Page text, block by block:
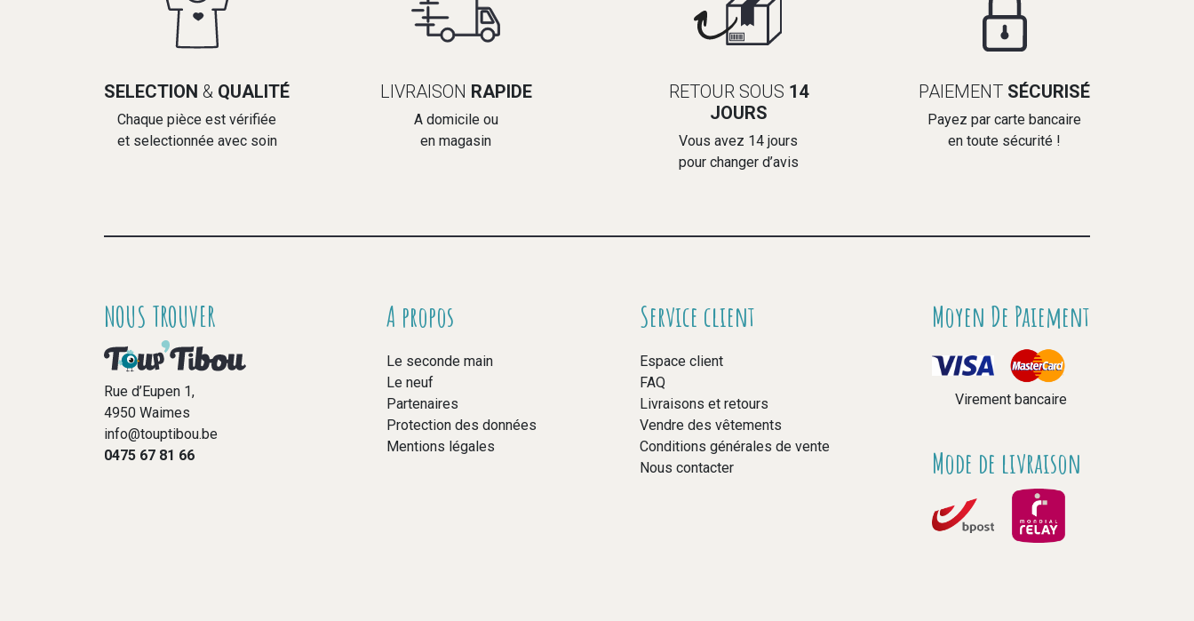
SELECTION & QUALITÉ
Chaque pièce est vérifiée
et selectionnée avec soin
LIVRAISON RAPIDE
A domicile ou
en magasin
RETOUR SOUS 14
JOURS
Vous avez 14 jours
pour changer d’avis
PAIEMENT SÉCURISÉ
Payez par carte bancaire
en toute sécurité !
NOUS TROUVER
Rue d’Eupen 1,
4950 Waimes
info@touptibou.be
0475 67 81 66
A propos
Le seconde main
Le neuf
Partenaires
Protection des données
Mentions légales
Service client
Espace client
FAQ
Livraisons et retours
Vendre des vêtements
Conditions générales de vente
Nous contacter
Moyen De Paiement
Virement bancaire
Mode de livraison